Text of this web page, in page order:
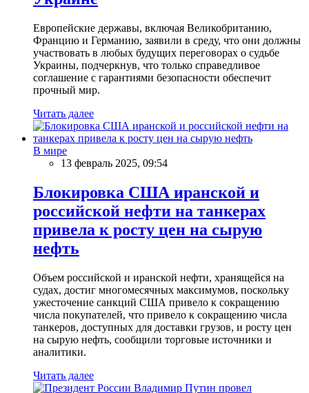
Европейские державы, включая Великобританию,
Францию и Германию, заявили в среду, что они должны
участвовать в любых будущих переговорах о судьбе
Украины, подчеркнув, что только справедливое
соглашение с гарантиями безопасности обеспечит
прочный мир.
Читать далее
В мире
13 февраль 2025, 09:54
Блокировка США иранской и
российской нефти на танкерах
привела к росту цен на сырую
нефть
Объем российской и иранской нефти, хранящейся на
судах, достиг многомесячных максимумов, поскольку
ужесточение санкций США привело к сокращению
числа покупателей, что привело к сокращению числа
танкеров, доступных для доставки грузов, и росту цен
на сырую нефть, сообщили торговые источники и
аналитики.
Читать далее